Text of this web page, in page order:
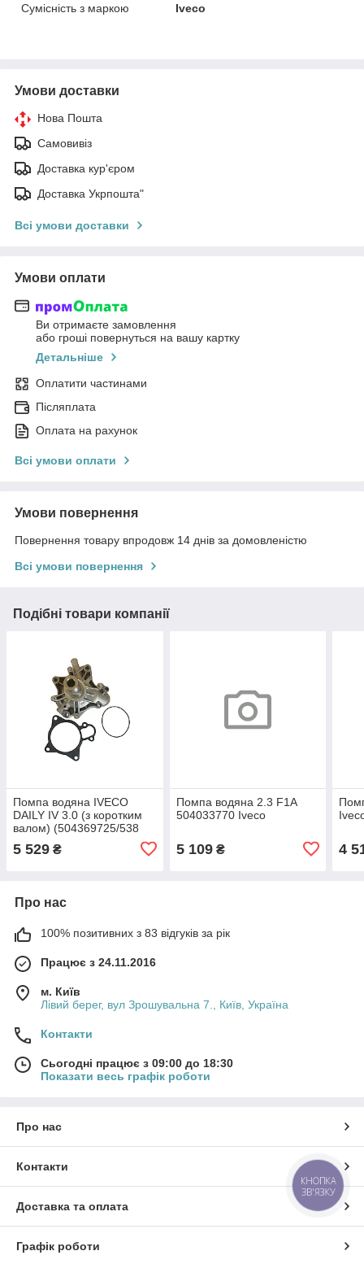
Сумісність з маркою
Iveco
Умови доставки
Нова Пошта
Самовивіз
Доставка кур'єром
Доставка Укрпошта"
Всі умови доставки
Умови оплати
Ви отримаєте замовлення
або гроші повернуться на вашу картку
Детальніше
Оплатити частинами
Післяплата
Оплата на рахунок
Всі умови оплати
Умови повернення
Повернення товару впродовж 14 днів за домовленістю
Всі умови повернення
Подібні товари компанії
Помпа водяна IVECO
DAILY IV 3.0 (з коротким
валом) (504369725/538
5 529 ₴
Помпа водяна 2.3 F1A
504033770 Iveco
5 109₴ 4
Про нас
100% позитивних з 83 відгуків за рік
Працює з 24.11.2016
м. Київ
Лівий берег, вул Зрошувальна 7., Київ, Україна
Контакти
Сьогодні працює з 09:00 до 18:30
Показати весь графік роботи
Про нас
Контакти
Доставка та оплата
Графік роботи
КНОПКА
ЗВ'ЯЗКУ